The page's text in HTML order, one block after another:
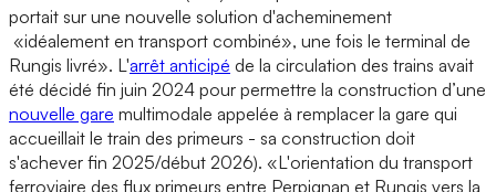
portait sur une nouvelle solution d'acheminement
«idéalement en transport combiné», une fois le terminal de
Rungis livré». L'arrêt anticipé de la circulation des trains avait
été décidé fin juin 2024 pour permettre la construction d’une
nouvelle gare multimodale appelée à remplacer la gare qui
accueillait le train des primeurs - sa construction doit
s'achever fin 2025/début 2026). «L'orientation du transport
ferroviaire des flux primeurs entre Perpignan et Rungis vers la